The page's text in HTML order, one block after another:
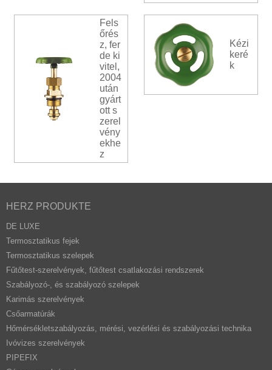
Fels
őrés
z, fer
de ki
vitel,
2004
után
gyárt
ott s
zerel
vény
ekhe
z
Kézi
keré
k
HERZ PRODUKTE
DE LUXE
Termosztatikus fejek
Termosztatikus szelepek
Fűtőtest-szerelvények, fűtőtest csatlakozási rendszerek
Szabályozó-, és szabályozó szelepek
Karimás szerelvények
Csőarmatúrák
Hőmérsékletszabályozás, mérési, vezérlési és szabályozási technika
Ivóvizes szerelvények
PIPEFIX